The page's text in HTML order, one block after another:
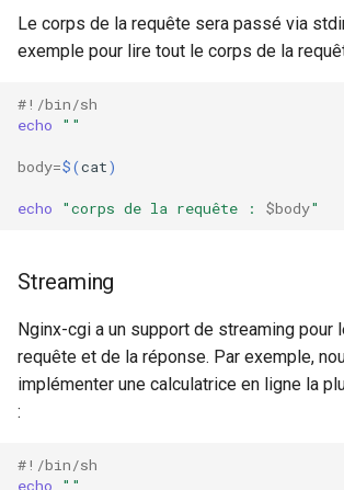
Le corps de la requête sera passé via
exemple pour lire tout le corps de la
#!/bin/sh
echo
""
body=$(cat)
echo "corps de la requête : $body"
Streaming
Nginx-cgi a un support de streaming pour
requête et de la réponse. Par exemple,
implémenter une calculatrice en ligne la
:
#!/bin/sh
echo
""